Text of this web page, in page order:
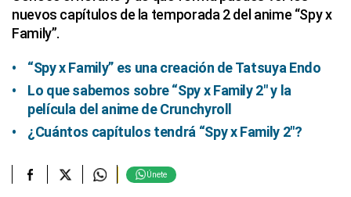
nuevos capítulos de la temporada 2 del anime “Spy x
Family”.
“Spy x Family” es una creación de Tatsuya Endo
Lo que sabemos sobre “Spy x Family 2″ y la
película del anime de Crunchyroll
¿Cuántos capítulos tendrá “Spy x Family 2″?
Únete